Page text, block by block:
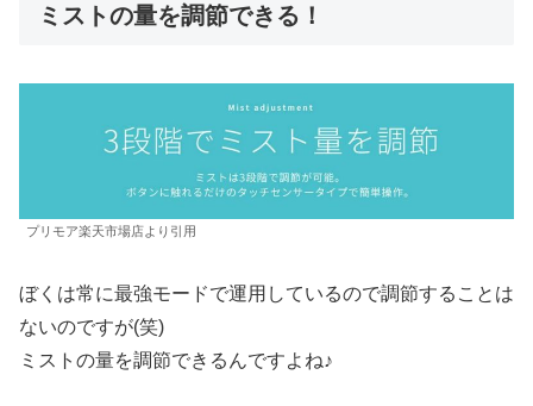
ミストの量を調節できる！
プリモア楽天市場店より引用
ぼくは常に最強モードで運用しているので調節することは
ないのですが(笑)
ミストの量を調節できるんですよね♪